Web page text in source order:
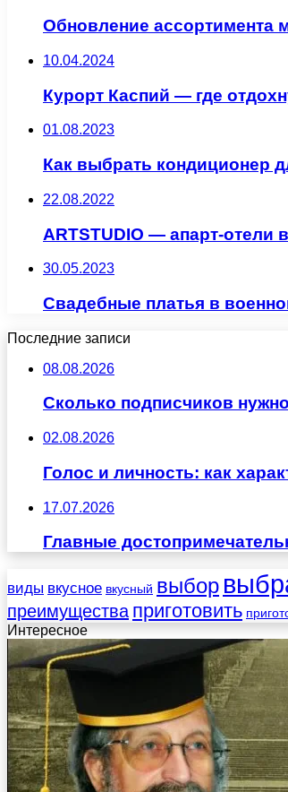
Обновление ассортимента
10.04.2024
Курорт Каспий — где
01.08.2023
Как выбрать кондиционер
22.08.2022
ARTSTUDIO — апарт-отели
30.05.2023
Свадебные платья в
Последние записи
08.08.2026
Сколько подписчиков
02.08.2026
Голос и личность: как
17.07.2026
Главные
виды вкусное вкусный выбор
преимущества приготовить
Интересное